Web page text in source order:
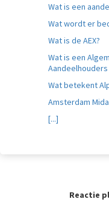
Wat is een
Wat wordt er
Wat is de AEX?
Wat is een
Aandeelhouders
Wat betekent
Amsterdam
[...]
Reactie